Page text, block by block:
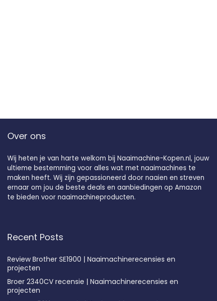
Over ons
Wij heten je van harte welkom bij Naaimachine-Kopen.nl, jouw
ultieme bestemming voor alles wat met naaimachines te
maken heeft. Wij zijn gepassioneerd door naaien en streven
ernaar om jou de beste deals en aanbiedingen op Amazon
te bieden voor naaimachineproducten.
Recent Posts
Review Brother SE1900 | Naaimachinerecensies en
projecten
Broer 2340CV recensie | Naaimachinerecensies en
projecten